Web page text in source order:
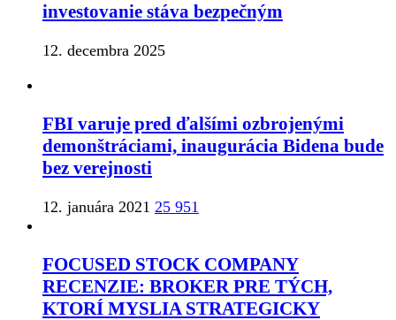
investovanie stáva bezpečným
12. decembra 2025
FBI varuje pred ďalšími ozbrojenými
demonštráciami, inaugurácia Bidena bude
bez verejnosti
12. januára 2021 25 951
FOCUSED STOCK COMPANY
RECENZIE: BROKER PRE TÝCH,
KTORÍ MYSLIA STRATEGICKY